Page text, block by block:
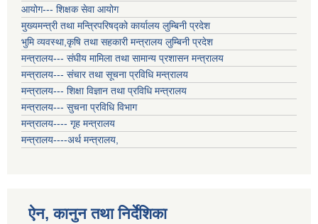
आयोग--- शिक्षक सेवा आयोग
मुख्यमन्त्री तथा मन्त्रिपरिषद्को कार्यालय लुम्बिनी प्रदेश
भुमि व्यवस्था,कृषि तथा सहकारी मन्त्रालय लुम्बिनी प्रदेश
मन्त्रालय--- संघीय मामिला तथा सामान्य प्रशासन मन्त्रालय
मन्त्रालय--- संचार तथा सूचना प्रविधि मन्त्रालय
मन्त्रालय--- शिक्षा विज्ञान तथा प्रविधि मन्त्रालय
मन्त्रालय--- सुचना प्रविधि विभाग
मन्त्रालय---- गृह मन्त्रालय
मन्त्रालय----अर्थ मन्त्रालय,
ऐन, कानुन तथा निर्देशिका